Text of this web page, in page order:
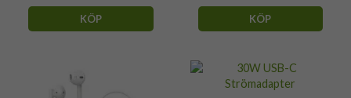
KÖP KÖP